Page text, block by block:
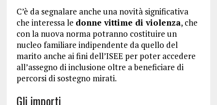
C’è da segnalare anche una novità significativa
che interessa le donne vittime di violenza, che
con la nuova norma potranno costituire un
nucleo familiare indipendente da quello del
marito anche ai fini dell’ISEE per poter accedere
all’assegno di inclusione oltre a beneficiare di
percorsi di sostegno mirati.
Gli importi